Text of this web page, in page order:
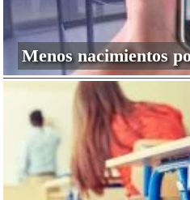
Menos nacimientos